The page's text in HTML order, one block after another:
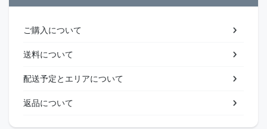
ご購入について
送料について
配送予定とエリアについて
返品について